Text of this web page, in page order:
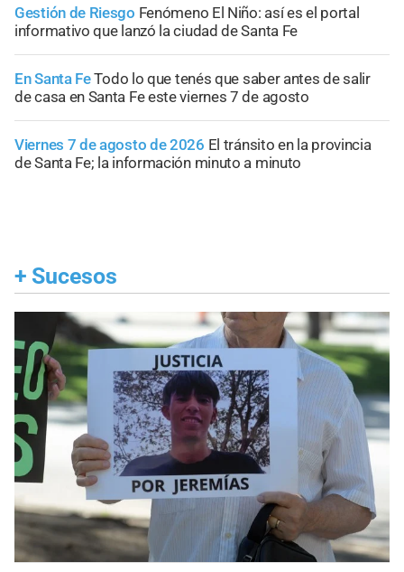
Gestión de Riesgo Fenómeno El Niño: así es el portal
informativo que lanzó la ciudad de Santa Fe
En Santa FeTodo lo que tenés que saber antes de salir
de casa en Santa Fe este viernes 7 de agosto
Viernes 7 de agosto de 2026 El tránsito en la provincia
de Santa Fe; la información minuto a minuto
+ Sucesos